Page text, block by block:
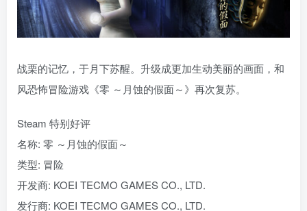
战栗的记忆，于月下苏醒。升级成更加生动美丽的画面，和
风恐怖冒险游戏《零 ～月蚀的假面～》再次复苏。
Steam 特别好评
名称: 零 ～月蚀的假面～
类型: 冒险
开发商: KOEI TECMO GAMES CO., LTD.
发行商: KOEI TECMO GAMES CO., LTD.